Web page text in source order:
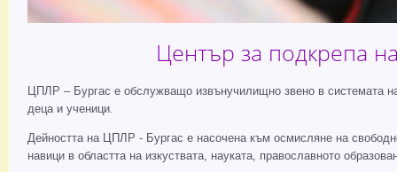
Център за подкрепа
ЦПЛР – Бургас е обслужващо извънучилищно звено в системата
деца и ученици.
Дейността на ЦПЛР - Бургас е насочена към осмисляне на
навици в областта на изкуствата, науката, православното